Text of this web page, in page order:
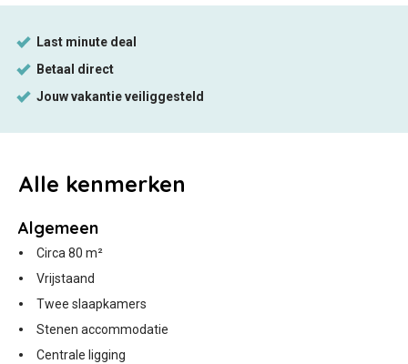
Alle kenmerken
Algemeen
Circa 80 m²
Vrijstaand
Twee slaapkamers
Stenen accommodatie
Centrale ligging